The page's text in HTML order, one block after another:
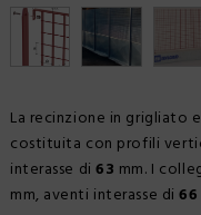
La recinzione in
costituita con profili
interasse di63 mm. I
mm, aventi interasse di66